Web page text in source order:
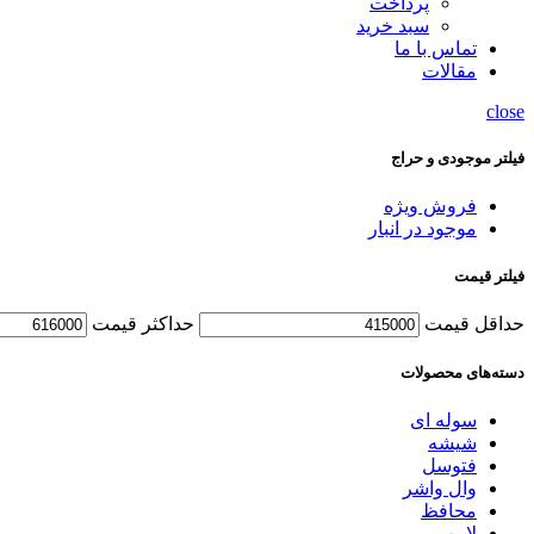
سبد خرید
تماس با ما
مقالات
close
فیلتر موجودی و حراج
فروش ویژه
موجود در انبار
فیلتر قیمت
حداقل قیمت حداکثر قیمت
دسته‌های محصولات
سوله ای
شیشه
فتوسل
وال واشر
محافظ